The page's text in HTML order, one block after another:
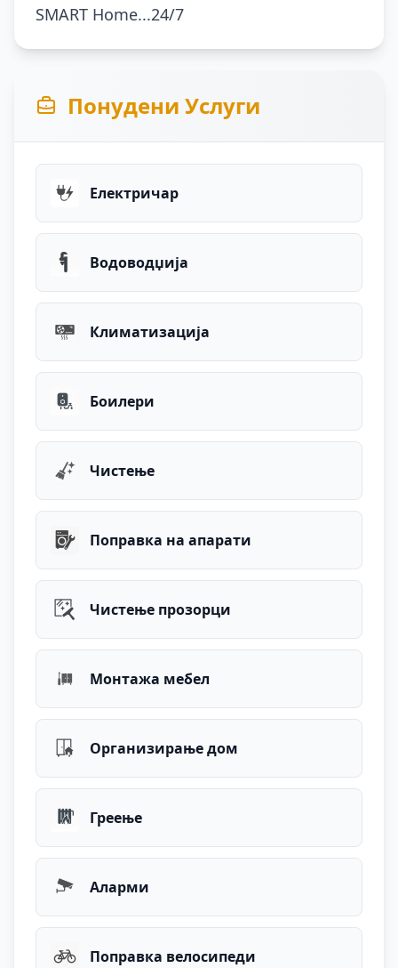
SMART Home...24/7
Понудени Услуги
Електричар
Водоводџија
Климатизација
Боилери
Чистење
Поправка на апарати
Чистење прозорци
Монтажа мебел
Организирање дом
Греење
Аларми
Поправка велосипеди